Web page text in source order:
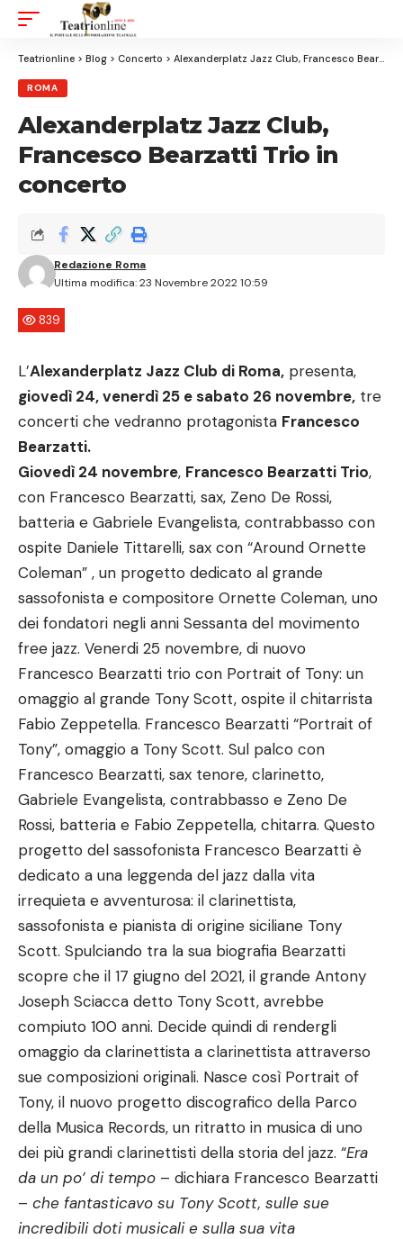
Resizer
Teatrionline > Blog > Concerto > Alexanderplatz Jazz Club, Francesco Bearzatti Trio in concerto
ROMA
Alexanderplatz Jazz Club,
Francesco Bearzatti Trio in
concerto
Ultima modifica: 23 Novembre 2022 10:59
Redazione Roma
839
L’Alexanderplatz Jazz Club di Roma, presenta,
giovedì 24, venerdì 25 e sabato 26 novembre, tre
concerti che vedranno protagonista Francesco
Bearzatti.
Giovedì 24 novembre, Francesco Bearzatti Trio,
con Francesco Bearzatti, sax, Zeno De Rossi,
batteria e Gabriele Evangelista, contrabbasso con
ospite Daniele Tittarelli, sax con “Around Ornette
Coleman” , un progetto dedicato al grande
sassofonista e compositore Ornette Coleman, uno
dei fondatori negli anni Sessanta del movimento
free jazz. Venerdi 25 novembre, di nuovo
Francesco Bearzatti trio con Portrait of Tony: un
omaggio al grande Tony Scott, ospite il chitarrista
Fabio Zeppetella. Francesco Bearzatti “Portrait of
Tony”, omaggio a Tony Scott. Sul palco con
Francesco Bearzatti, sax tenore, clarinetto,
Gabriele Evangelista, contrabbasso e Zeno De
Rossi, batteria e Fabio Zeppetella, chitarra. Questo
progetto del sassofonista Francesco Bearzatti è
dedicato a una leggenda del jazz dalla vita
irrequieta e avventurosa: il clarinettista,
sassofonista e pianista di origine siciliane Tony
Scott. Spulciando tra la sua biografia Bearzatti
scopre che il 17 giugno del 2021, il grande Antony
Joseph Sciacca detto Tony Scott, avrebbe
compiuto 100 anni. Decide quindi di rendergli
omaggio da clarinettista a clarinettista attraverso
sue composizioni originali. Nasce così Portrait of
Tony, il nuovo progetto discografico della Parco
della Musica Records, un ritratto in musica di uno
dei più grandi clarinettisti della storia del jazz. “Era
da un po’ di tempo – dichiara Francesco Bearzatti
– che fantasticavo su Tony Scott, sulle sue
incredibili doti musicali e sulla sua vita